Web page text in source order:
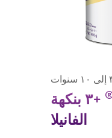
+٣ بنكهة
الفانيلا